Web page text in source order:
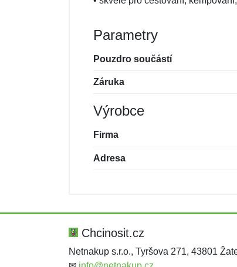
Parametry
Pouzdro součástí
Záruka
Výrobce
Firma
Adresa
Chcinosit.cz
Netnakup s.r.o., Tyršova 271, 43801